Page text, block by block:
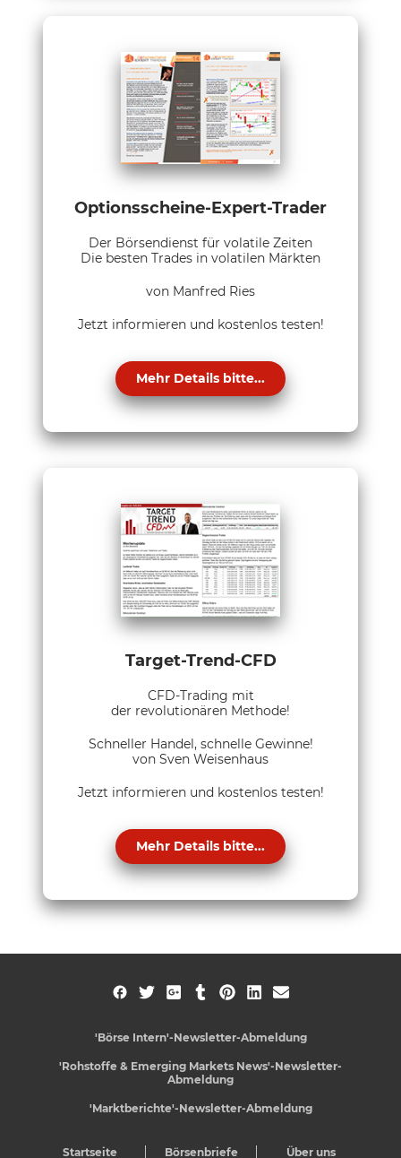
Optionsscheine-Expert-Trader
Der Börsendienst für volatile Zeiten
Die besten Trades in volatilen Märkten
von Manfred Ries
Jetzt informieren und kostenlos testen!
Mehr Details bitte...
Target-Trend-CFD
CFD-Trading mit
der revolutionären Methode!
Schneller Handel, schnelle Gewinne!
von Sven Weisenhaus
Jetzt informieren und kostenlos testen!
Mehr Details bitte...
'Börse Intern'-Newsletter-Abmeldung
'Rohstoffe & Emerging Markets News'-Newsletter-
Abmeldung
'Marktberichte'-Newsletter-Abmeldung
Startseite Börsenbriefe Über uns